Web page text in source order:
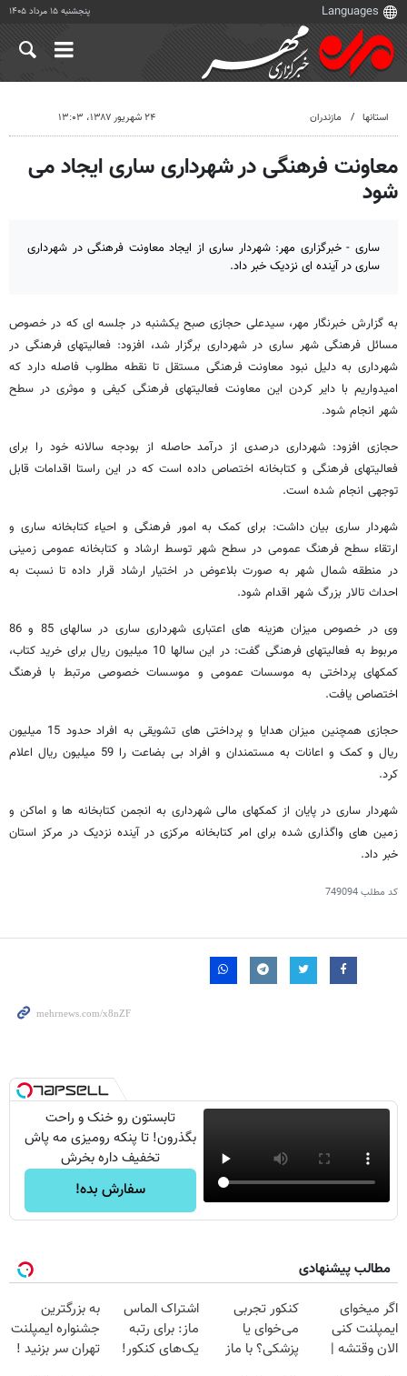
پنجشنبه ۱۵ مرداد ۱۴۰۵
استانها مازندران ۲۴ شهریور ۱۳۸۷، ۱۳:۰۳
معاونت فرهنگی در شهرداری ساری ایجاد می
شود
ساری - خبرگزاری مهر: شهردار ساری از ایجاد معاونت فرهنگی در شهرداری
ساری در آینده ای نزدیک خبر داد.
به گزارش خبرنگار مهر، سیدعلی حجازی صبح یکشنبه در جلسه ای که در خصوص
مسائل فرهنگی شهر ساری در شهرداری برگزار شد، افزود: فعالیتهای فرهنگی در
شهرداری به دلیل نبود معاونت فرهنگی مستقل تا نقطه مطلوب فاصله دارد که
امیدواریم با دایر کردن این معاونت فعالیتهای فرهنگی کیفی و موثری در سطح
شهر انجام شود.
حجازی افزود: شهرداری درصدی از درآمد حاصله از بودجه سالانه خود را برای
فعالیتهای فرهنگی و کتابخانه اختصاص داده است که در این راستا اقدامات قابل
توجهی انجام شده است.
شهردار ساری بیان داشت: برای کمک به امور فرهنگی و احیاء کتابخانه ساری و
ارتقاء سطح فرهنگ عمومی در سطح شهر توسط ارشاد و کتابخانه عمومی زمینی
در منطقه شمال شهر به صورت بلاعوض در اختیار ارشاد قرار داده تا نسبت به
احداث تالار بزرگ شهر اقدام شود.
وی در خصوص میزان هزینه های اعتباری شهرداری ساری در سالهای 85 و 86
مربوط به فعالیتهای فرهنگی گفت: در این سالها 10 میلیون ریال برای خرید کتاب،
کمکهای پرداختی به موسسات عمومی و موسسات خصوصی مرتبط با فرهنگ
اختصاص یافت.
حجازی همچنین میزان هدایا و پرداختی های تشویقی به افراد حدود 15 میلیون
ریال و کمک و اعانات به مستمندان و افراد بی بضاعت را 59 میلیون ریال اعلام
کرد.
شهردار ساری در پایان از کمکهای مالی شهرداری به انجمن کتابخانه ها و اماکن و
زمین های واگذاری شده برای امر کتابخانه مرکزی در آینده نزدیک در مرکز استان
خبر داد.
کد مطلب749094
تابستون رو خنک و راحت
بگذرون! تا پنکه رومیزی مه پاش
تخفیف داره بخرش
سفارش بده!
مطالب پیشنهادی
اگر میخوای
ایمپلنت کنی
الان وقتشه |
کنکور تجربی
می‌خوای یا
پزشکی؟ با ماز
اشتراک الماس
ماز: برای رتبه
یک‌های کنکور!
به بزرگترین
جشنواره ایمپلنت
تهران سر بزنید !